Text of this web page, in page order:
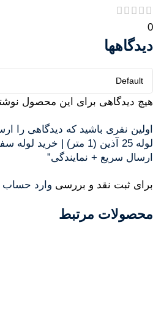
0
دیدگاهها
هیچ دیدگاهی برای این محصول
اولین نفری باشید که دیدگاهی را
ارسال سریع + نمایندگی”
برای ثبت نقد و بررسی وارد حساب
محصولات مرتبط